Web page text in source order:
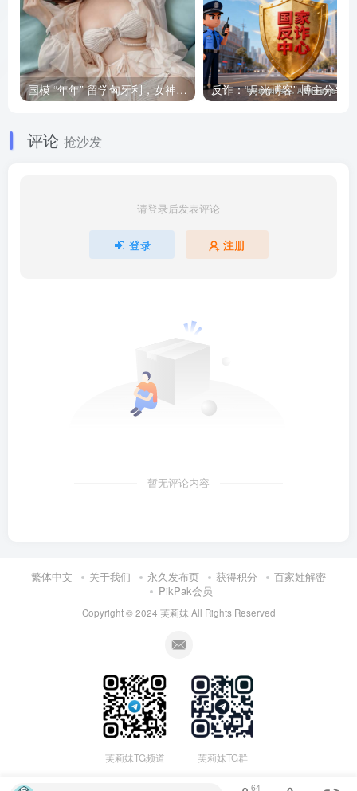
国模 “年年” 留学匈牙利，女神将要退圈吗？
评论 抢沙发
请登录后发表评论
登录 注册
暂无评论内容
繁体中文 关于我们 永久发布页 获得积分
百家姓解密
PikPak会员
Copyright © 2024 芙莉妹 All Rights Reserved
芙莉妹TG频道 芙莉妹TG群
64